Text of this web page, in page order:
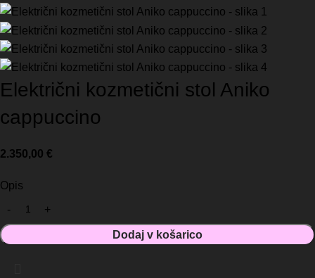
Električni kozmetični stol Aniko
cappuccino
2.350,00 €
Opis
Dodaj v košarico